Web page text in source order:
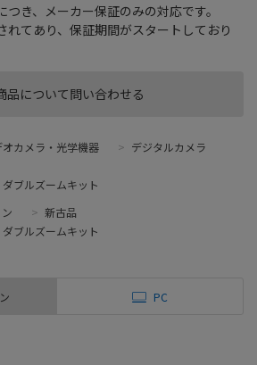
品について問い合わせる
き、メーカー保証のみの対応です。
れてあり、保証期間がスタートしており
カメラ・光学機器 > デジタルカメラ
ブルズームキット
> 新古品
ブルズームキット
PC